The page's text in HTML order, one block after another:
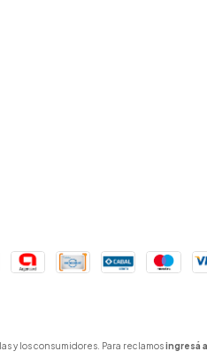
y los consumidores. Para reclamos ingresá